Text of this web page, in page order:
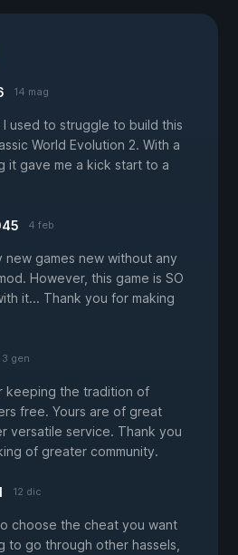
14 mag
I used to struggle to build this
World Evolution 2. With a
it gave me a kick start to a
4 feb
new games new without any
However, this game is SO
it... Thank you for making
3 gen
keeping the tradition of
free. Yours are of great
versatile service. Thank you
of greater community.
12 dic
choose the cheat you want
to go through other hassels,